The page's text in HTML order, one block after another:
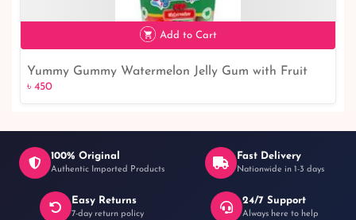
৳ 450
Add to Cart
Yummy Gummy Watermelon Jelly Gum with Fruit
Juice 160G
৳ 450
100% Original
Authentic Imported Products
Fast Delivery
Nationwide in 1-3 days
Easy Returns
7-day return policy
24/7 Support
Always here to help